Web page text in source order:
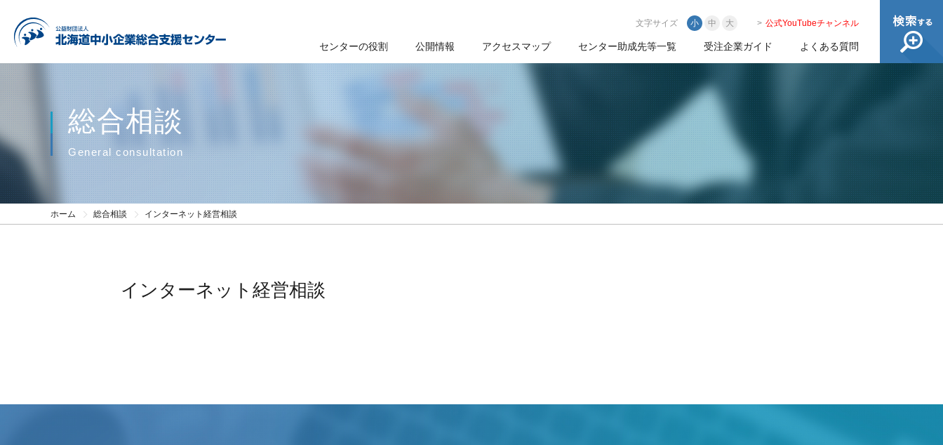
文字サイズ 小 中 大 公式YouTubeチャンネル
センターの役割 公開情報 アクセスマップ センター助成先等一覧 受注企業ガイド よくある質問
総合相談
General consultation
ホーム 総合相談 インターネット経営相談
インターネット経営相談